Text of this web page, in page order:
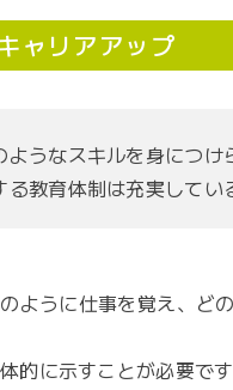
ャリアアップ
うなスキルを身につけ
教育体制は充実してい
ように仕事を覚え、ど
的に示すことが必要です